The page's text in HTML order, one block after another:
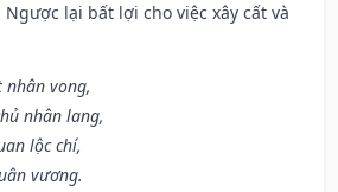
lại bất lợi cho việc xây cất và
vong,
nhân lang,
lộc chí,
vương.